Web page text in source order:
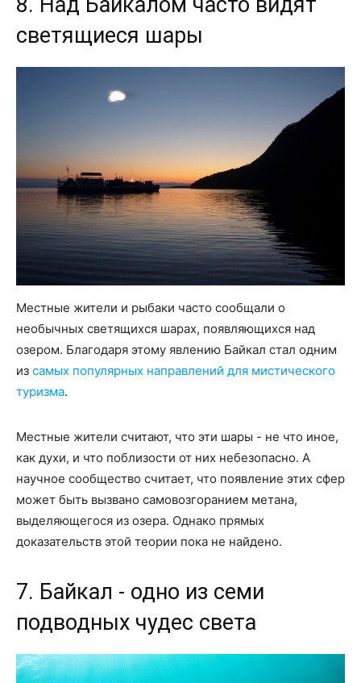
светящиеся шары
Местные жители и рыбаки часто сообщали о
необычных светящихся шарах, появляющихся над
озером. Благодаря этому явлению Байкал стал одним
из самых популярных направлений для мистического
туризма.
Местные жители считают, что эти шары - не что иное,
как духи, и что поблизости от них небезопасно. А
научное сообщество считает, что появление этих сфер
может быть вызвано самовозгоранием метана,
выделяющегося из озера. Однако прямых
доказательств этой теории пока не найдено.
7. Байкал - одно из семи
подводных чудес света